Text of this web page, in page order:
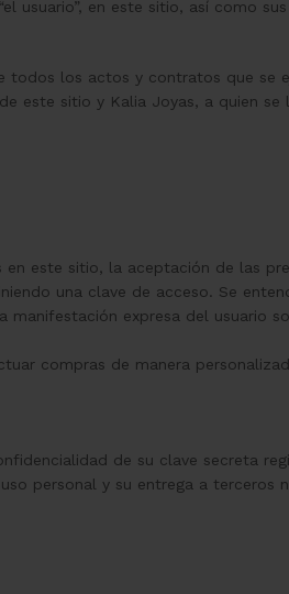
usuario”, en este sitio, así como
los actos y contratos que se
este sitio y Kalia Joyas, a quien se
este sitio, la aceptación de las
una clave de acceso. Se
expresa del usuario
compras de manera
de su clave secreta
personal y su entrega a terceros